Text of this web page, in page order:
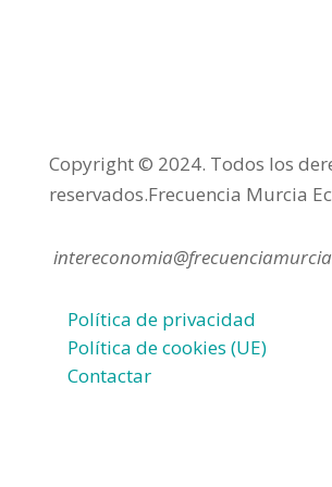
Copyright © 2024. Todos los
reservados.Frecuencia Murcia
Política de privacidad
Política de cookies (UE)
Contactar